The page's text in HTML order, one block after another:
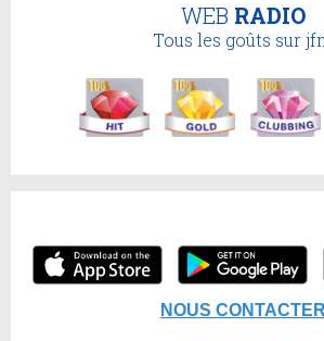
WEB RADIO
Tous les goûts sur
NOUS CONTACTER